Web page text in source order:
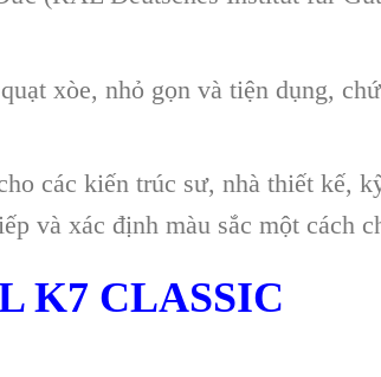
xòe, nhỏ gọn và tiện dụng,
các kiến trúc sư, nhà thiết kế,
và xác định màu sắc một cách
K7 CLASSIC